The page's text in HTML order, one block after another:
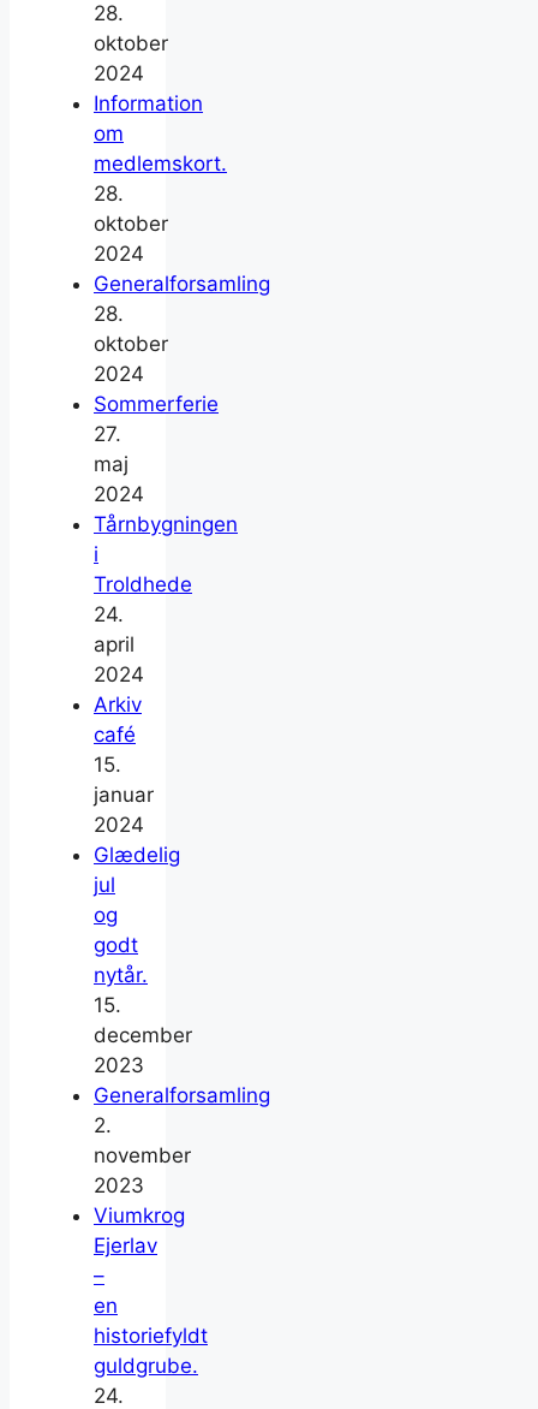
28.
oktober
2024
Information
om
medlemskort.
28.
oktober
2024
Generalforsamling
28.
oktober
2024
Sommerferie
27.
maj
2024
Tårnbygningen
i
Troldhede
24.
april
2024
Arkiv
café
15.
januar
2024
Glædelig
jul
og
godt
nytår.
15.
december
2023
Generalforsamling
2.
november
2023
Viumkrog
Ejerlav
–
en
historiefyldt
guldgrube.
24.